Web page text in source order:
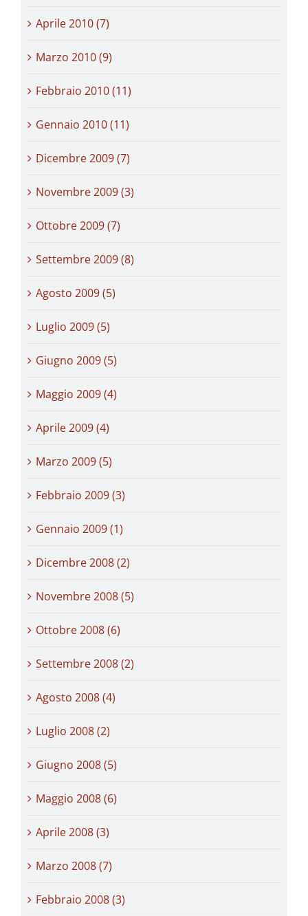
Aprile 2010 (7)
Marzo 2010 (9)
Febbraio 2010 (11)
Gennaio 2010 (11)
Dicembre 2009 (7)
Novembre 2009 (3)
Ottobre 2009 (7)
Settembre 2009 (8)
Agosto 2009 (5)
Luglio 2009 (5)
Giugno 2009 (5)
Maggio 2009 (4)
Aprile 2009 (4)
Marzo 2009 (5)
Febbraio 2009 (3)
Gennaio 2009 (1)
Dicembre 2008 (2)
Novembre 2008 (5)
Ottobre 2008 (6)
Settembre 2008 (2)
Agosto 2008 (4)
Luglio 2008 (2)
Giugno 2008 (5)
Maggio 2008 (6)
Aprile 2008 (3)
Marzo 2008 (7)
Febbraio 2008 (3)